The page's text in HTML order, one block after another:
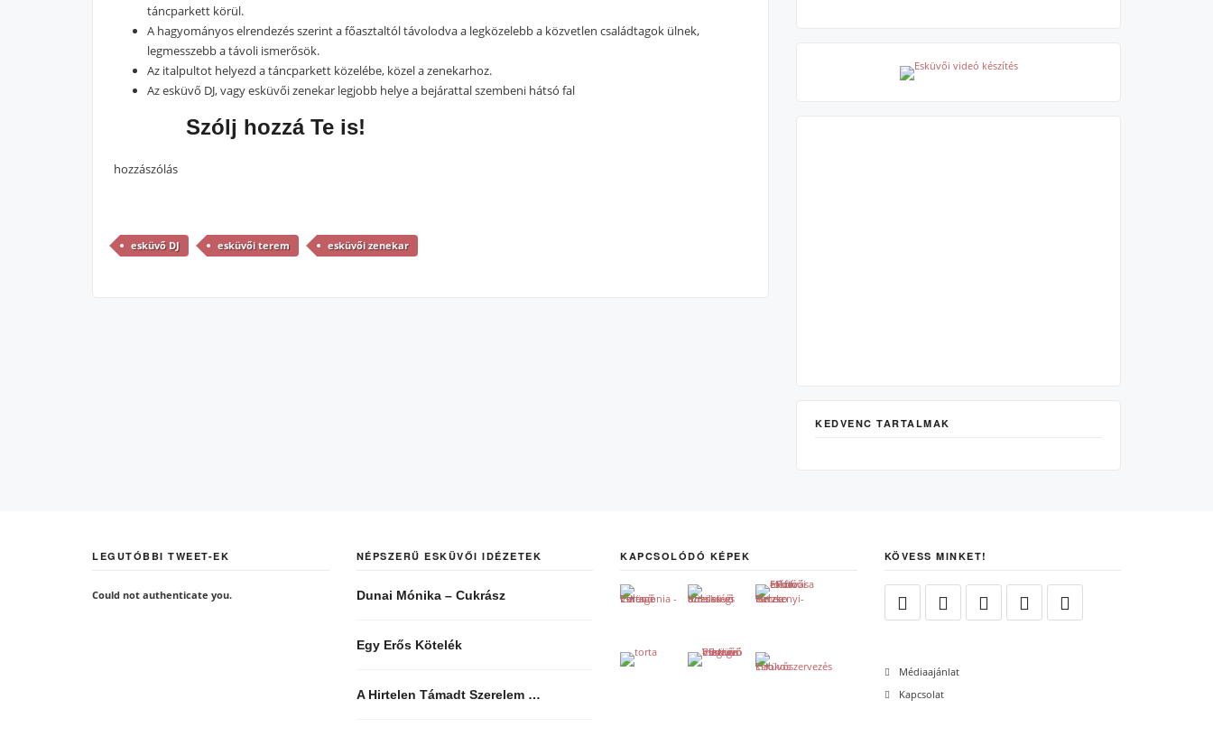
táncparkett körül.
A hagyományos elrendezés szerint a főasztaltól távolodva a legközelebb a közvetlen családtagok ülnek,
legmesszebb a távoli ismerősök.
Az italpultot helyezd a táncparkett közelébe, közel a zenekarhoz.
Az esküvő DJ, vagy esküvői zenekar legjobb helye a bejárattal szembeni hátsó fal
Szólj hozzá Te is!
hozzászólás
esküvő DJ esküvői terem esküvői zenekar
KEDVENC TARTALMAK
LEGUTÓBBI TWEET-EK
Could not authenticate you.
NÉPSZERŰ ESKÜVŐI IDÉZETEK
Dunai Mónika – Cukrász
Egy Erős Kötelék
A Hirtelen Támadt Szerelem …
KAPCSOLÓDÓ KÉPEK KÖVESS MINKET!
Médiaajánlat
Kapcsolat